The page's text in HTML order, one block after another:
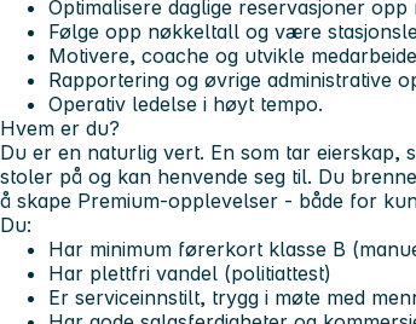
Optimalisere daglige reservasjoner
Følge opp nøkkeltall og være
Motivere, coache og utvikle
Rapportering og øvrige administrative
Operativ ledelse i høyt tempo.
Hvem er du?
Du er en naturlig vert. En som tar
stoler på og kan henvende seg til. Du
å skape Premium-opplevelser - både for
Du:
Har minimum førerkort klasse B
Har plettfri vandel (politiattest)
Er serviceinnstilt, trygg i møte med